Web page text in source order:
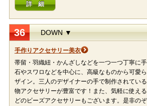
詳 細
36 DOWN ▼
手作りアクセサリー美衣
帯留・羽織紐・かんざしなどを一つ一つ丁寧に
石やスワロなどを中心に、高級なものから可愛
ザイン。三人のデザイナーの手で制作されてい
物アクセサリーが豊富です！また、気軽に使え
どのビーズアクセサリーもございます。是非の